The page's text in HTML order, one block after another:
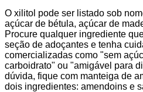
O xilitol pode ser listado sob
açúcar de bétula, açúcar de
Procure qualquer ingrediente
seção de adoçantes e tenha
comercializadas como "sem
carboidrato" ou "amigável para
dúvida, fique com manteiga de
dois ingredientes: amendoins e